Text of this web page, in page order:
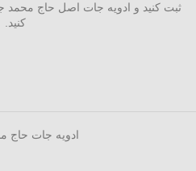
ثبت کنید و ادویه جات اصل حاج محمد
کنید.
ادویه جات حاج